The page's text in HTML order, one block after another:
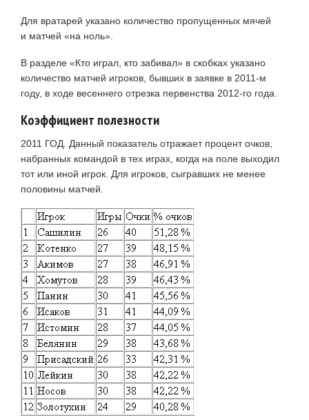
Для вратарей указано количество пропущенных мячей
и матчей «на ноль».
В разделе «Кто играл, кто забивал» в скобках указано
количество матчей игроков, бывших в заявке в 2011-м
году, в ходе весеннего отрезка первенства 2012-го года.
Коэффициент полезности
2011 ГОД. Данный показатель отражает процент очков,
набранных командой в тех играх, когда на поле выходил
тот или иной игрок. Для игроков, сыгравших не менее
половины матчей.